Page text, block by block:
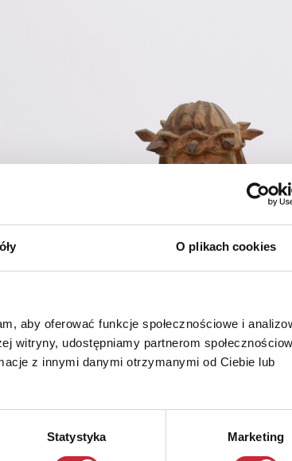
O plikach cookies
aby oferować funkcje społecznościowe i
witryny, udostępniamy partnerom
z innymi danymi otrzymanymi od Ciebie lub
Statystyka Marketing